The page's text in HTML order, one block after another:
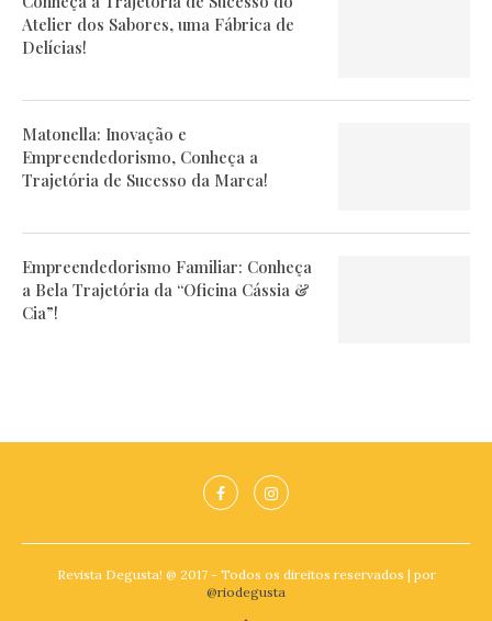
Atelier dos Sabores, uma Fábrica de
Delícias!
Matonella: Inovação e
Empreendedorismo, Conheça a
Trajetória de Sucesso da Marca!
Empreendedorismo Familiar: Conheça
a Bela Trajetória da “Oficina Cássia &
Cia”!
Revista Degusta! @ 2017 - Todos os direitos reservados | por
@riodegusta